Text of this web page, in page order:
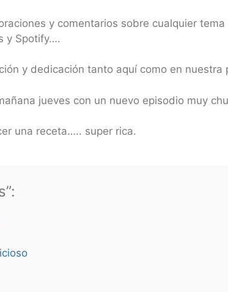
y comentarios sobre cualquier
y Spotify….
y dedicación tanto aquí como en
jueves con un nuevo episodio muy
una receta….. super rica.